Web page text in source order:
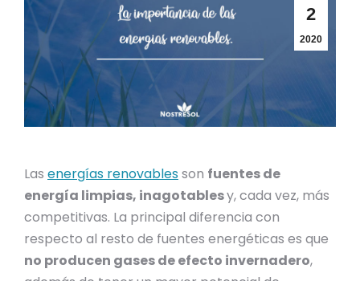
2
2020
Las energías renovablesson fuentes de
energía limpias, inagotablesy, cada vez, más
competitivas. La principal diferencia con
respecto al resto de fuentes energéticas es que
no producen gases de efecto invernadero,